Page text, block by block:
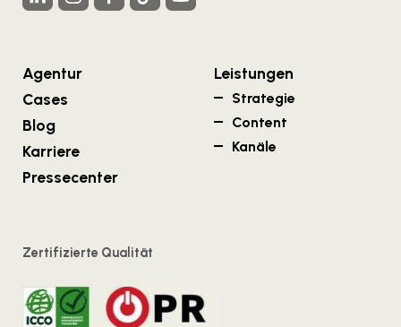
Agentur
Cases
Blog
Karriere
Pressecenter
Leistungen
Strategie
Content
Kanäle
Zertifizierte Qualität